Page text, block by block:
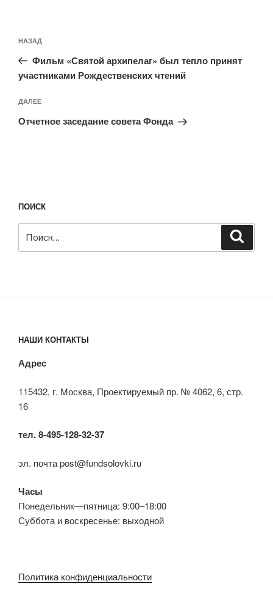
по
записям
Предыдущая
запись:
НАЗАД
Фильм «Святой архипелаг» был тепло принят
участниками Рождественских чтений
Следующая
запись
ДАЛЕЕ
Отчетное заседание совета Фонда
ПОИСК
НАШИ КОНТАКТЫ
Адрес
115432, г. Москва, Проектируемый пр. № 4062, 6, стр.
16
тел. 8-495-128-32-37
эл. почта post@fundsolovki.ru
Часы
Понедельник—пятница: 9:00–18:00
Суббота и воскресенье: выходной
Политика конфиденциальности